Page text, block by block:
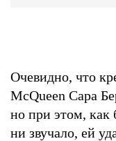
Очевидно, что
McQueen Сара
но при этом, как
ни звучало, ей